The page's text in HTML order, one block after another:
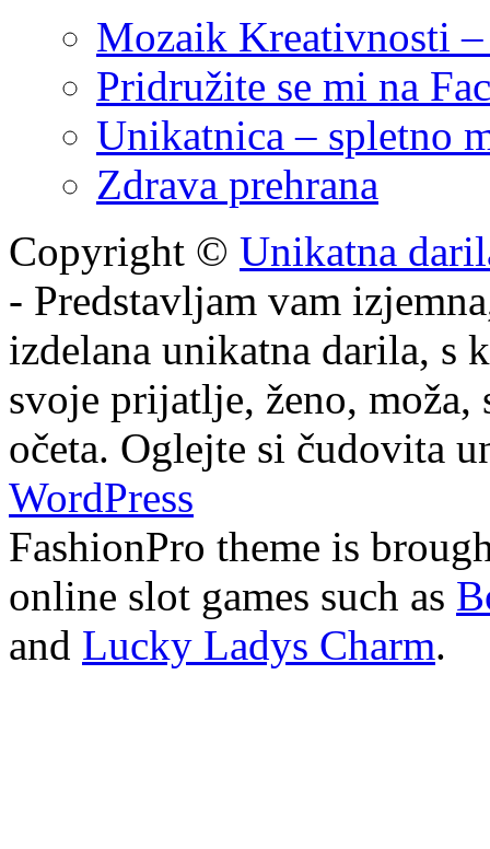
Mozaik Kreativnosti
Pridružite se mi na
Unikatnica – spletno
Zdrava prehrana
Copyright © Unikatna
- Predstavljam vam
izdelana unikatna darila, s
svoje prijatlje, ženo, moža,
očeta. Oglejte si čudovita
WordPress
FashionPro theme is
online slot games such as
and Lucky Ladys Charm.